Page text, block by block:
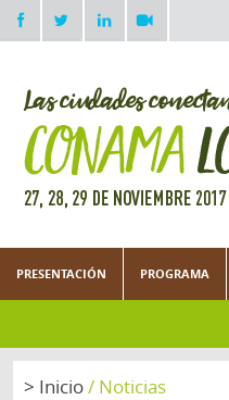
PRESENTACIÓN PROGRAMA
> Inicio/ Noticias